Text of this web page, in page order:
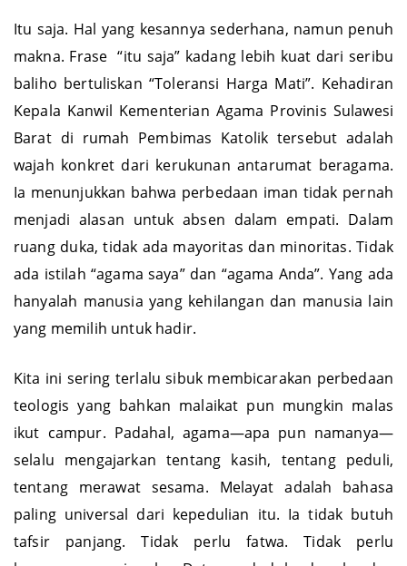
Itu saja. Hal yang kesannya sederhana, namun penuh
makna. Frase “itu saja” kadang lebih kuat dari seribu
baliho bertuliskan “Toleransi Harga Mati”. Kehadiran
Kepala Kanwil Kementerian Agama Provinis Sulawesi
Barat di rumah Pembimas Katolik tersebut adalah
wajah konkret dari kerukunan antarumat beragama.
Ia menunjukkan bahwa perbedaan iman tidak pernah
menjadi alasan untuk absen dalam empati. Dalam
ruang duka, tidak ada mayoritas dan minoritas. Tidak
ada istilah “agama saya” dan “agama Anda”. Yang ada
hanyalah manusia yang kehilangan dan manusia lain
Kita ini sering terlalu sibuk membicarakan perbedaan
teologis yang bahkan malaikat pun mungkin malas
ikut campur. Padahal, agama—apa pun namanya—
selalu mengajarkan tentang kasih, tentang peduli,
tentang merawat sesama. Melayat adalah bahasa
paling universal dari kepedulian itu. Ia tidak butuh
tafsir panjang. Tidak perlu fatwa. Tidak perlu